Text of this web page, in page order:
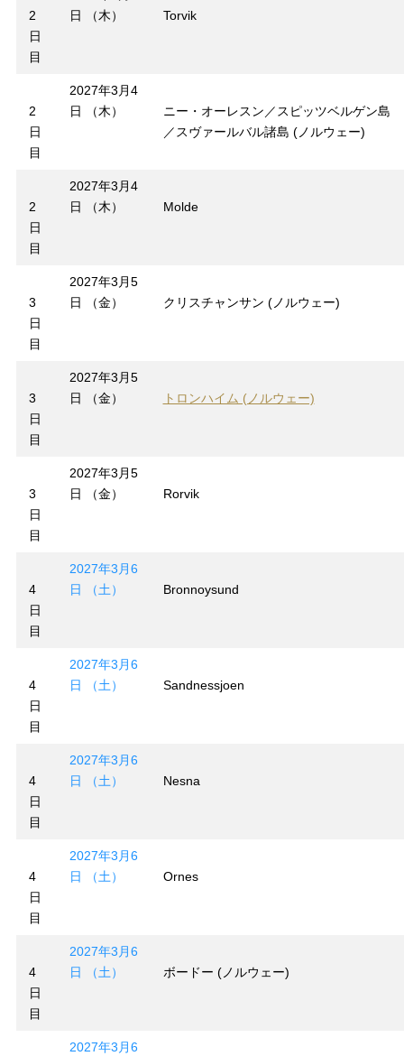
2
日
目
日 （木）
Torvik
2
日
目
2027年3月4
日 （木）
ニー・オーレスン／スピッツベルゲン島
／スヴァールバル諸島 (ノルウェー)
2
日
目
2027年3月4
日 （木）
Molde
3
日
目
2027年3月5
日 （金）
クリスチャンサン (ノルウェー)
3
日
目
2027年3月5
日 （金）
トロンハイム (ノルウェー)
3
日
目
2027年3月5
日 （金）
Rorvik
4
日
目
2027年3月6
日 （土）
Bronnoysund
4
日
目
2027年3月6
日 （土）
Sandnessjoen
4
日
目
2027年3月6
日 （土）
Nesna
4
日
目
2027年3月6
日 （土）
Ornes
4
日
目
2027年3月6
日 （土）
ボードー (ノルウェー)
2027年3月6